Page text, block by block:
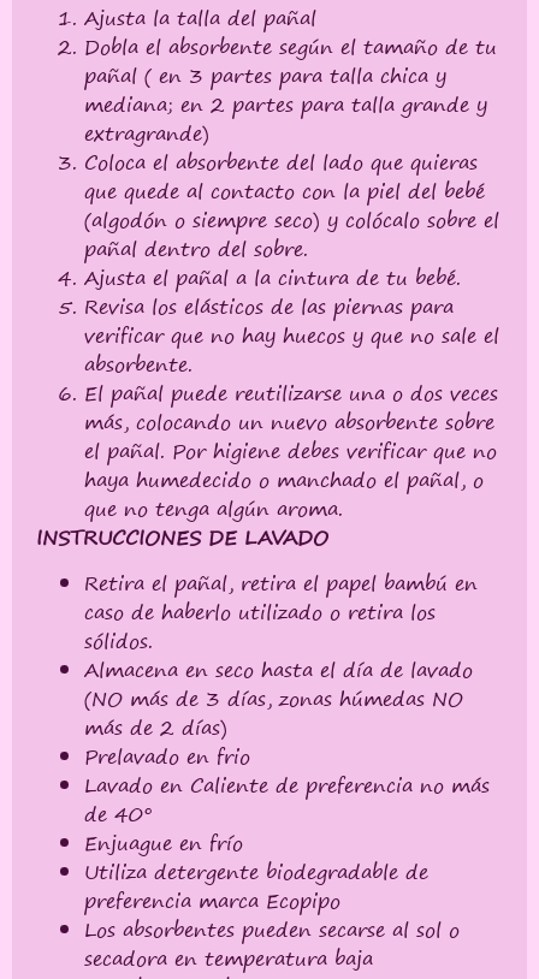
Ajusta la talla del pañal
Dobla el absorbente según el tamaño de tu
pañal ( en 3 partes para talla chica y
mediana; en 2 partes para talla grande y
extragrande)
Coloca el absorbente del lado que quieras
que quede al contacto con la piel del bebé
(algodón o siempre seco) y colócalo sobre el
pañal dentro del sobre.
Ajusta el pañal a la cintura de tu bebé.
Revisa los elásticos de las piernas para
verificar que no hay huecos y que no sale el
absorbente.
El pañal puede reutilizarse una o dos veces
más, colocando un nuevo absorbente sobre
el pañal. Por higiene debes verificar que no
haya humedecido o manchado el pañal, o
que no tenga algún aroma.
INSTRUCCIONES DE LAVADO
Retira el pañal, retira el papel bambú en
caso de haberlo utilizado o retira los
sólidos.
Almacena en seco hasta el día de lavado
(NO más de 3 días, zonas húmedas NO
más de 2 días)
Prelavado en frio
Lavado en Caliente de preferencia no más
de 40°
Enjuague en frío
Utiliza detergente biodegradable de
preferencia marca Ecopipo
Los absorbentes pueden secarse al sol o
secadora en temperatura baja